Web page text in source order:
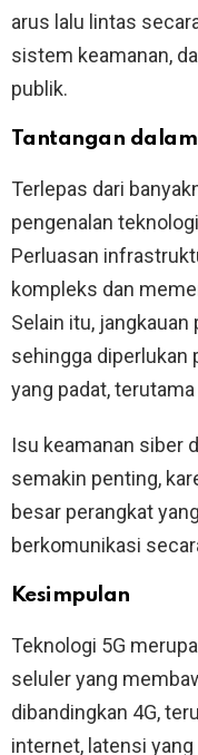
arus lalu lintas
sistem keamanan,
publik.
Tantangan
Terlepas dari
pengenalan
Perluasan
kompleks dan
Selain itu,
sehingga diperlukan
yang padat,
Isu keamanan siber
semakin penting,
besar perangkat
berkomunikasi
Kesimpulan
Teknologi 5G
seluler yang
dibandingkan 4G,
internet, latensi